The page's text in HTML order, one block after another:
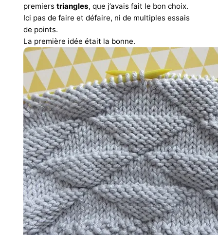
premiers triangles, que j’avais fait le bon choix.
Ici pas de faire et défaire, ni de multiples essais
de points.
La première idée était la bonne.